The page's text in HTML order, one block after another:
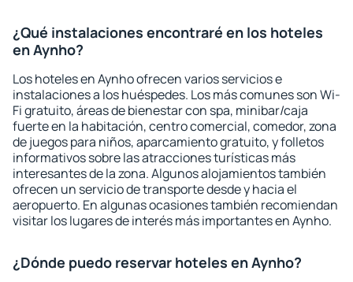
¿Qué instalaciones encontraré en los hoteles
en Aynho?
Los hoteles en Aynho ofrecen varios servicios e
instalaciones a los huéspedes. Los más comunes son Wi-
Fi gratuito, áreas de bienestar con spa, minibar/caja
fuerte en la habitación, centro comercial, comedor, zona
de juegos para niños, aparcamiento gratuito, y folletos
informativos sobre las atracciones turísticas más
interesantes de la zona. Algunos alojamientos también
ofrecen un servicio de transporte desde y hacia el
aeropuerto. En algunas ocasiones también recomiendan
visitar los lugares de interés más importantes en Aynho.
¿Dónde puedo reservar hoteles en Aynho?